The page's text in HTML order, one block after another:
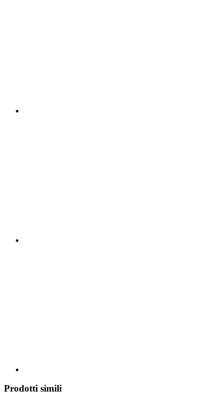
Prodotti simili